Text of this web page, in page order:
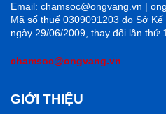
Email: chamsoc@ongvang.vn |
Mã số thuế 0309091203 do Sở
ngày 29/06/2009, thay đổi lần thứ
chamsoc@ongvang.vn
GIỚI THIỆU